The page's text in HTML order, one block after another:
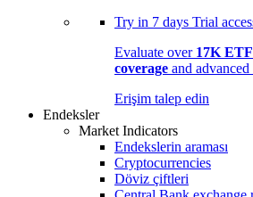
Try in 7 days Trial
Evaluate over 17K
coverage and
Erişim talep edin
Endeksler
Market Indicators
Endekslerin araması
Cryptocurrencies
Döviz çiftleri